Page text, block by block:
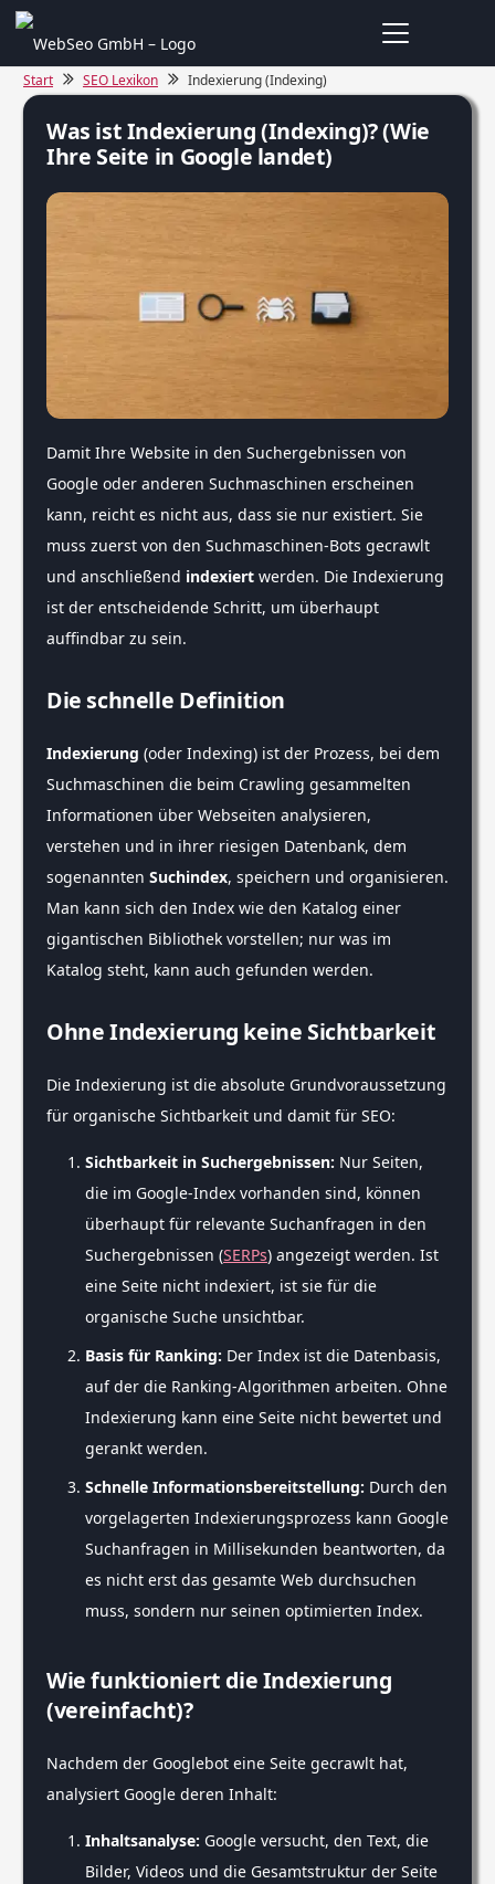
Start SEO Lexikon Indexierung (Indexing)
Was ist Indexierung (Indexing)? (Wie
Ihre Seite in Google landet)
Damit Ihre Website in den Suchergebnissen von
Google oder anderen Suchmaschinen erscheinen
kann, reicht es nicht aus, dass sie nur existiert. Sie
muss zuerst von den Suchmaschinen-Bots gecrawlt
und anschließend indexiert werden. Die Indexierung
ist der entscheidende Schritt, um überhaupt
auffindbar zu sein.
Die schnelle Definition
Indexierung (oder Indexing) ist der Prozess, bei dem
Suchmaschinen die beim Crawling gesammelten
Informationen über Webseiten analysieren,
verstehen und in ihrer riesigen Datenbank, dem
sogenannten Suchindex, speichern und organisieren.
Man kann sich den Index wie den Katalog einer
gigantischen Bibliothek vorstellen; nur was im
Katalog steht, kann auch gefunden werden.
Ohne Indexierung keine Sichtbarkeit
Die Indexierung ist die absolute Grundvoraussetzung
für organische Sichtbarkeit und damit für SEO:
Sichtbarkeit in Suchergebnissen: Nur Seiten,
die im Google-Index vorhanden sind, können
überhaupt für relevante Suchanfragen in den
Suchergebnissen (SERPs) angezeigt werden. Ist
eine Seite nicht indexiert, ist sie für die
organische Suche unsichtbar.
Basis für Ranking: Der Index ist die Datenbasis,
auf der die Ranking-Algorithmen arbeiten. Ohne
Indexierung kann eine Seite nicht bewertet und
gerankt werden.
Schnelle Informationsbereitstellung: Durch den
vorgelagerten Indexierungsprozess kann Google
Suchanfragen in Millisekunden beantworten, da
es nicht erst das gesamte Web durchsuchen
muss, sondern nur seinen optimierten Index.
Wie funktioniert die Indexierung
(vereinfacht)?
Nachdem der Googlebot eine Seite gecrawlt hat,
analysiert Google deren Inhalt:
Inhaltsanalyse: Google versucht, den Text, die
Bilder, Videos und die Gesamtstruktur der Seite